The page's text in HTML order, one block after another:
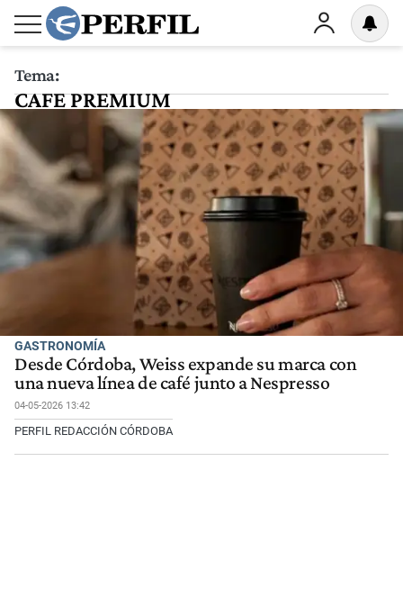
Tema:
CAFE PREMIUM
GASTRONOMÍA
Desde Córdoba, Weiss expande su marca con
una nueva línea de café junto a Nespresso
04-05-2026 13:42
PERFIL REDACCIÓN CÓRDOBA